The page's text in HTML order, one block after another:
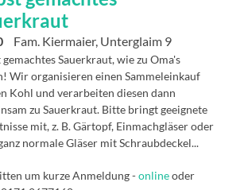
Fam. Kiermaier, Unterglaim 9
gemachtes Sauerkraut, wie zu Oma's
Wir organisieren einen Sammeleinkauf
Kohl und verarbeiten diesen dann
zu Sauerkraut. Bitte bringt geeignete
mit, z. B. Gärtopf, Einmachgläser oder
normale Gläser mit Schraubdeckel...
um kurze Anmeldung -onlineoder